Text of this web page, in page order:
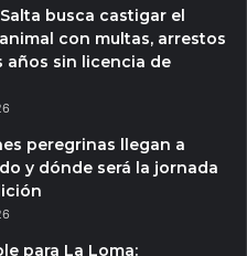
Salta busca castigar el
con multas, arrestos
años sin licencia de
peregrinas llegan a
y dónde será la jornada
para La Loma: